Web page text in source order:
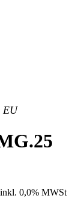
EU
inkl. 0,0% MWSt